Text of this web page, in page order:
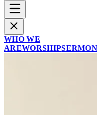
WHO WE
AREWORSHIP